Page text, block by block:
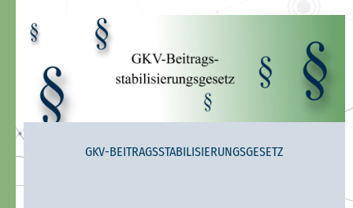
GKV-BEITRAGSSTABILISIERUNGSGESETZ